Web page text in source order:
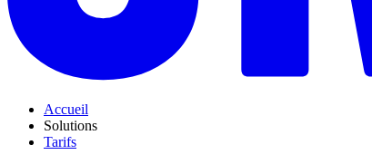
Accueil
Solutions
Tarifs